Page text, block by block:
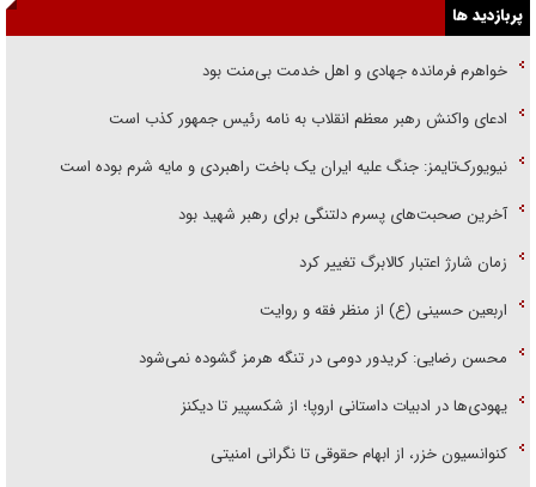
پربازدید ها
خواهرم فرمانده جهادی و اهل خدمت بی‌منت بود
ادعای واکنش رهبر معظم انقلاب به نامه رئیس جمهور کذب است
نیویورک‌تایمز: جنگ علیه ایران یک باخت راهبردی و مایه شرم بوده است
آخرین صحبت‌های پسرم دلتنگی برای رهبر شهید بود
زمان شارژ اعتبار کالابرگ تغییر کرد
اربعین حسینی (ع) از منظر فقه و روایت
محسن رضایی: کریدور دومی در تنگه هرمز گشوده نمی‌شود
یهودی‌ها در ادبیات داستانی اروپا؛ از شکسپیر تا دیکنز
کنوانسیون خزر، از ابهام حقوقی تا نگرانی امنیتی